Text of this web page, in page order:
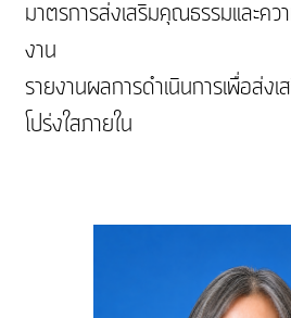
มาตรการส่งเสริมคุณธรรมและคว
งาน
รายงานผลการดำเนินการเพื่อส่ง
โปร่งใสภายใน